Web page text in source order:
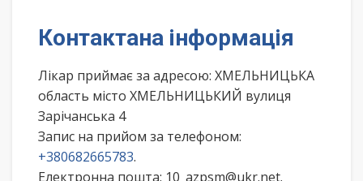
Контактана інформація
Лікар приймає за адресою: ХМЕЛЬНИЦЬКА
область місто ХМЕЛЬНИЦЬКИЙ вулиця
Зарічанська 4
Запис на прийом за телефоном:
+380682665783.
Електронна пошта: 10_azpsm@ukr.net.